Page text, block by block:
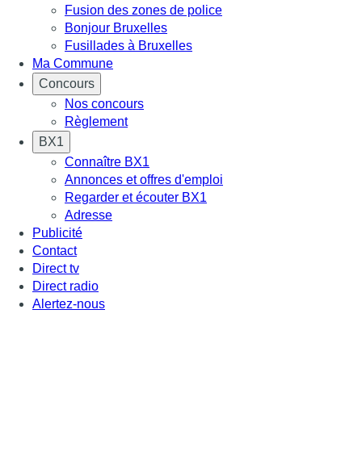
Fusion des zones de police
Bonjour Bruxelles
Fusillades à Bruxelles
Ma Commune
Concours
Nos concours
Règlement
BX1
Connaître BX1
Annonces et offres d'emploi
Regarder et écouter BX1
Adresse
Publicité
Contact
Direct tv
Direct radio
Alertez-nous